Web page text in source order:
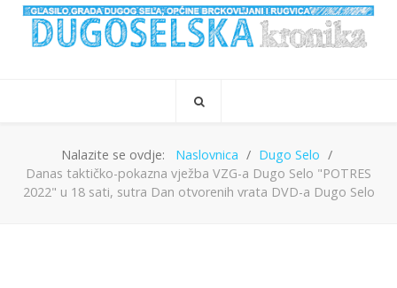
Nalazite se ovdje: Naslovnica
Dugo Selo
Danas taktičko-pokazna vježba VZG-a Dugo Selo "POTRES
2022" u 18 sati, sutra Dan otvorenih vrata DVD-a Dugo Selo